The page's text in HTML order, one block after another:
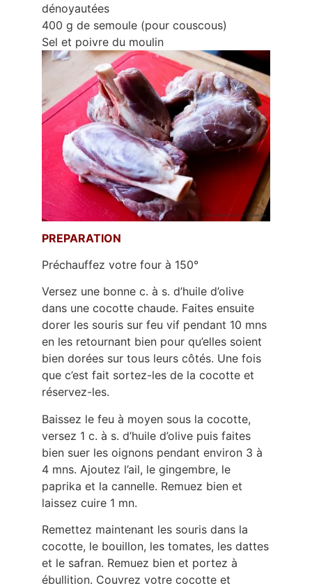
dénoyautées
400 g de semoule (pour couscous)
Sel et poivre du moulin
PREPARATION
Préchauffez votre four à 150°
Versez une bonne c. à s. d’huile d’olive
dans une cocotte chaude. Faites ensuite
dorer les souris sur feu vif pendant 10 mns
en les retournant bien pour qu’elles soient
bien dorées sur tous leurs côtés. Une fois
que c’est fait sortez-les de la cocotte et
réservez-les.
Baissez le feu à moyen sous la cocotte,
versez 1 c. à s. d’huile d’olive puis faites
bien suer les oignons pendant environ 3 à
4 mns. Ajoutez l’ail, le gingembre, le
paprika et la cannelle. Remuez bien et
laissez cuire 1 mn.
Remettez maintenant les souris dans la
cocotte, le bouillon, les tomates, les dattes
et le safran. Remuez bien et portez à
ébullition. Couvrez votre cocotte et